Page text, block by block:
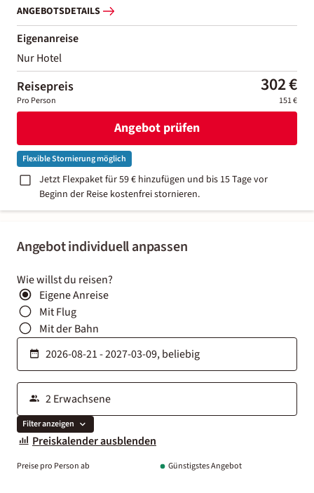
Angebot individuell anpassen
Wie willst du reisen?
Eigene Anreise
Mit Flug
Mit der Bahn
Filter anzeigen
Preiskalender ausblenden
Preise pro Person ab Günstigstes Angebot
ANGEBOTSDETAILS
Eigenanreise
Nur Hotel
Reisepreis 302 €
Pro Person 151 €
Angebot prüfen
Flexible Stornierung möglich
Jetzt Flexpaket für 59 € hinzufügen und bis 15 Tage vor
Beginn der Reise kostenfrei stornieren.